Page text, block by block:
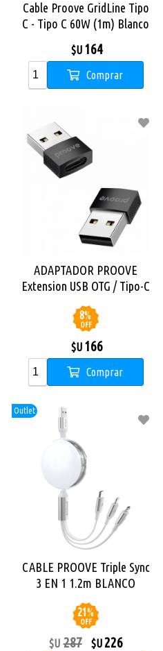
Cable Proove GridLine Tipo
C - Tipo C 60W (1m) Blanco
$U 164
Comprar
ADAPTADOR PROOVE
Extension USB OTG / Tipo-C
a USB
8%
OFF
$U 166
Comprar
Outlet
CABLE PROOVE Triple Sync
3 EN 1 1.2m BLANCO
21%
OFF
$U 287 $U226